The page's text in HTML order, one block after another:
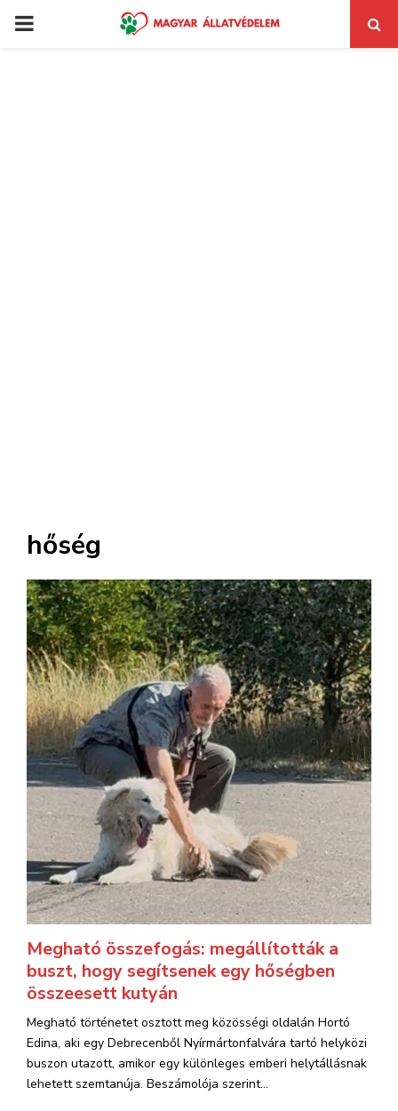
PRIMARY
hőség
Megható összefogás: megállították a
buszt, hogy segítsenek egy hőségben
összeesett kutyán
Megható történetet osztott meg közösségi oldalán Hortó
Edina, aki egy Debrecenből Nyírmártonfalvára tartó helyközi
buszon utazott, amikor egy különleges emberi helytállásnak
lehetett szemtanúja. Beszámolója szerint...